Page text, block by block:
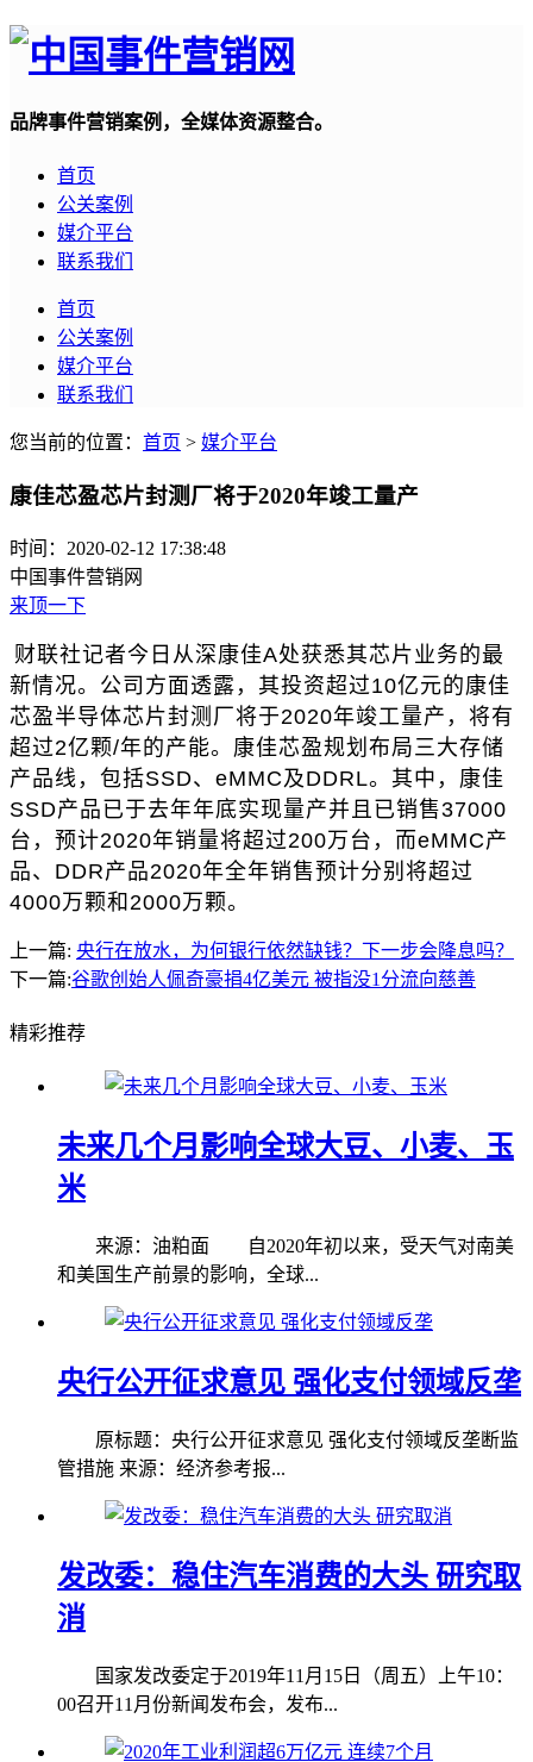
品牌事件营销案例，全媒体资源整合。
首页
公关案例
媒介平台
联系我们
首页
公关案例
媒介平台
联系我们
您当前的位置： 首页 > 媒介平台
康佳芯盈芯片封测厂将于2020年竣工量产
时间：2020-02-12 17:38:48
中国事件营销网
来顶一下
财联社记者今日从深康佳A处获悉其芯片业务的最
新情况。公司方面透露，其投资超过10亿元的康佳
芯盈半导体芯片封测厂将于2020年竣工量产，将有
超过2亿颗/年的产能。康佳芯盈规划布局三大存储
产品线，包括SSD、eMMC及DDRL。其中，康佳
SSD产品已于去年年底实现量产并且已销售37000
台，预计2020年销量将超过200万台，而eMMC产
品、DDR产品2020年全年销售预计分别将超过
4000万颗和2000万颗。
上一篇: 央行在放水，为何银行依然缺钱？下一步会降息吗？
下一篇:谷歌创始人佩奇豪捐4亿美元 被指没1分流向慈善
精彩推荐
未来几个月影响全球大豆、小麦、玉
米
来源：油粕面 自2020年初以来，受天气对南美
和美国生产前景的影响，全球...
央行公开征求意见 强化支付领域反垄
原标题：央行公开征求意见 强化支付领域反垄断监
管措施 来源：经济参考报...
发改委：稳住汽车消费的大头 研究取
消
国家发改委定于2019年11月15日（周五）上午10：
00召开11月份新闻发布会，发布...